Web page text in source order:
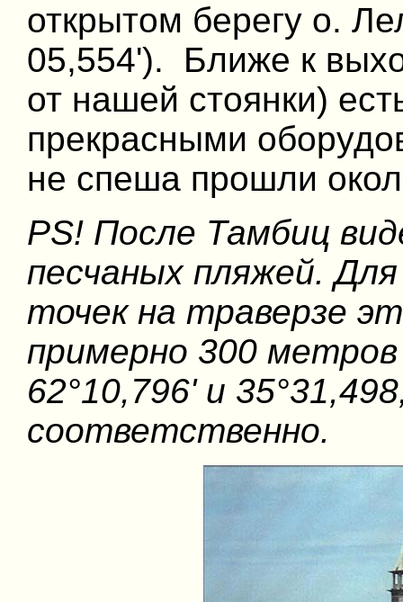
открытом берегу о.
05,554'). Ближе к
от нашей стоянки)
прекрасными
не спеша прошли
PS! После Тамбиц
песчаных пляжей.
точек на траверзе
примерно 300
62°10,796' и
соответственно.